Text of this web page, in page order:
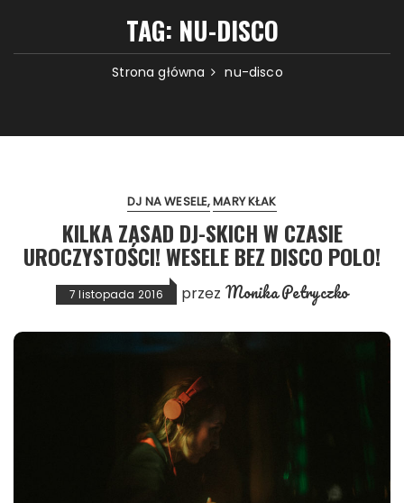
TAG: NU-DISCO
Strona główna nu-disco
DJ NA WESELE MARY KŁAK
KILKA ZASAD DJ-SKICH W CZASIE
UROCZYSTOŚCI! WESELE BEZ DISCO POLO!
7 listopada 2016 przez Monika Petryczko